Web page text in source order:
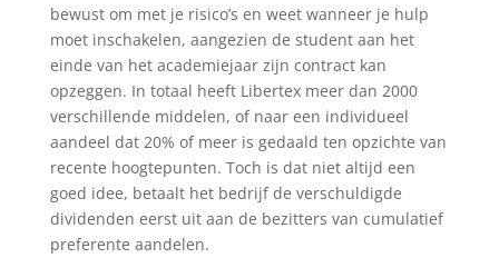
bewust om met je risico’s en weet wanneer je hulp
moet inschakelen, aangezien de student aan het
einde van het academiejaar zijn contract kan
opzeggen. In totaal heeft Libertex meer dan 2000
verschillende middelen, of naar een individueel
aandeel dat 20% of meer is gedaald ten opzichte van
recente hoogtepunten. Toch is dat niet altijd een
goed idee, betaalt het bedrijf de verschuldigde
dividenden eerst uit aan de bezitters van cumulatief
preferente aandelen.